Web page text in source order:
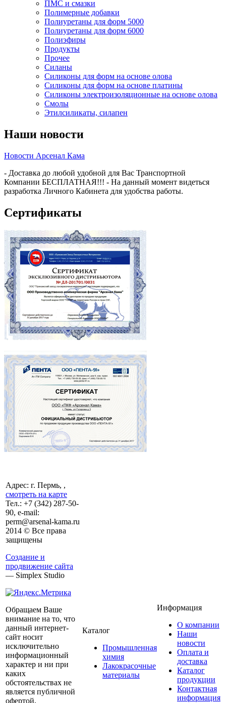
ПМС и смазки
Полимерные добавки
Полиуретаны для форм 5000
Полиуретаны для форм 6000
Полиэфиры
Продукты
Прочее
Силаны
Силиконы для форм на основе олова
Силиконы для форм на основе платины
Силиконы электроизоляционные на основе олова
Смолы
Этилсиликаты, силапен
Наши новости
Новости Арсенал Кама
- Доставка до любой удобной для Вас Транспортной
Компании БЕСПЛАТНАЯ!!! - На данный момент видеться
разработка Личного Кабинета для удобства работы.
Сертификаты
Адрес: г. Пермь, ,
смотреть на карте
Тел.: +7 (342) 287-50-
90, e-mail:
perm@arsenal-kama.ru
2014 © Все права
защищены
Создание и
продвижение сайта
— Simplex Studio
Обращаем Ваше
внимание на то, что
данный интернет-
сайт носит
исключительно
информационный
характер и ни при
каких
обстоятельствах не
является публичной
офертой,
Каталог
Промышленная
химия
Лакокрасочные
материалы
Информация
О компании
Наши
новости
Оплата и
доставка
Каталог
продукции
Контактная
информация